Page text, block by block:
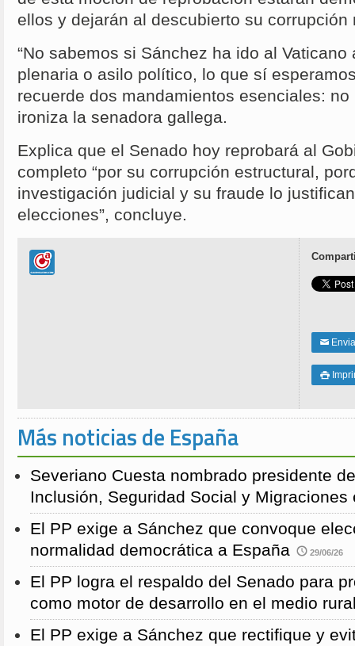
ellos y dejarán al descubierto su corrupción
“No sabemos si Sánchez ha ido al
plenaria o asilo político, lo que sí
recuerde dos mandamientos esenciales: no
ironiza la senadora gallega.
Explica que el Senado hoy reprobará al
completo “por su corrupción estructural,
investigación judicial y su fraude lo
elecciones”, concluye.
✉

Más noticias de España
Severiano Cuesta nombrado presidente
Inclusión, Seguridad Social y Migraciones
El PP exige a Sánchez que convoque
normalidad democrática a España
29/06/26
El PP logra el respaldo del Senado para
como motor de desarrollo en el medio
El PP exige a Sánchez que rectifique y